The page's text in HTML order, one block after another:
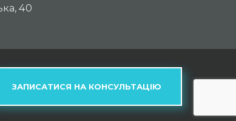
40
ЗАПИСАТИСЯ НА КОНСУЛЬТАЦІЮ